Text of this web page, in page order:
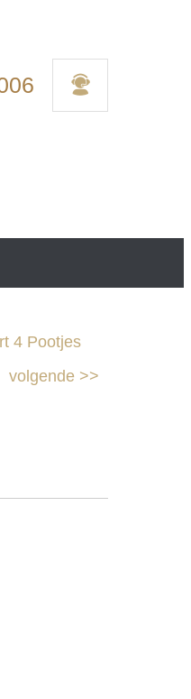
4 Pootjes
volgende >>